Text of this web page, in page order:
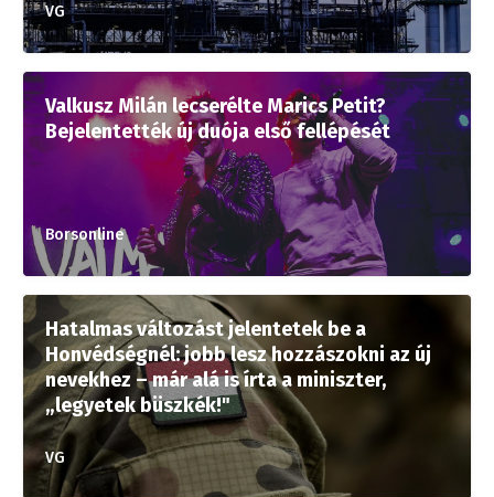
VG
Valkusz Milán lecserélte Marics Petit?
Bejelentették új duója első fellépését
Borsonline
Hatalmas változást jelentetek be a
Honvédségnél: jobb lesz hozzászokni az új
nevekhez – már alá is írta a miniszter,
„legyetek büszkék!"
VG